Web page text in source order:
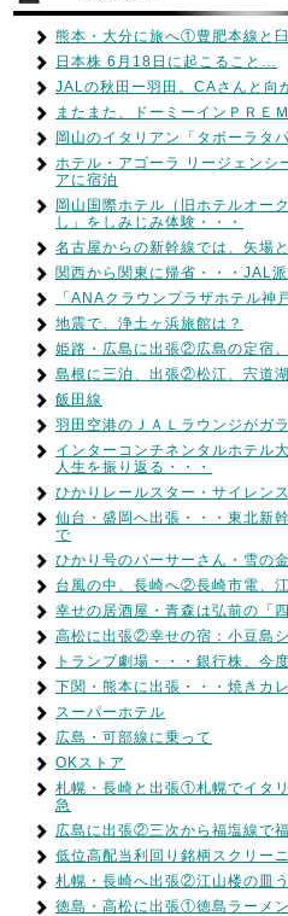
熊本・大分に旅へ①豊肥本線と
日本株 6月18日に起こること…
JALの秋田ー羽田。CAさんと向
またまた、ドーミーインＰＲＥ
岡山のイタリアン「タボーラタ
ホテル・アゴーラ リージェンシ
アに宿泊
岡山国際ホテル（旧ホテルオー
し」をしみじみ体験・・・
名古屋からの新幹線では、矢場
関西から関東に帰省・・・JAL
「ANAクラウンプラザホテル神
地震で、浄土ヶ浜旅館は？
姫路・広島に出張②広島の定宿
島根に三泊、出張②松江、宍道
飯田線
羽田空港のＪＡＬラウンジがガ
インターコンチネンタルホテル
人生を振り返る・・・
ひかりレールスター・サイレン
仙台・盛岡へ出張・・・東北新
で
ひかり号のパーサーさん・雪の
台風の中、長崎へ②長崎市電、
幸せの居酒屋・青森は弘前の「四
高松に出張②幸せの宿：小豆島
トランプ劇場・・・銀行株、今
下関・熊本に出張・・・焼きカ
スーパーホテル
広島・可部線に乗って
OKストア
札幌・長崎と出張①札幌でイタ
急
広島に出張②三次から福塩線で
低位高配当利回り銘柄スクリー
札幌・長崎へ出張②江山楼の皿
徳島・高松に出張①徳島ラーメ